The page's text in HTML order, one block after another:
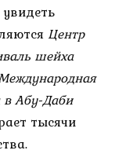
Центр
шейха
в Абу-Даби
тысячи